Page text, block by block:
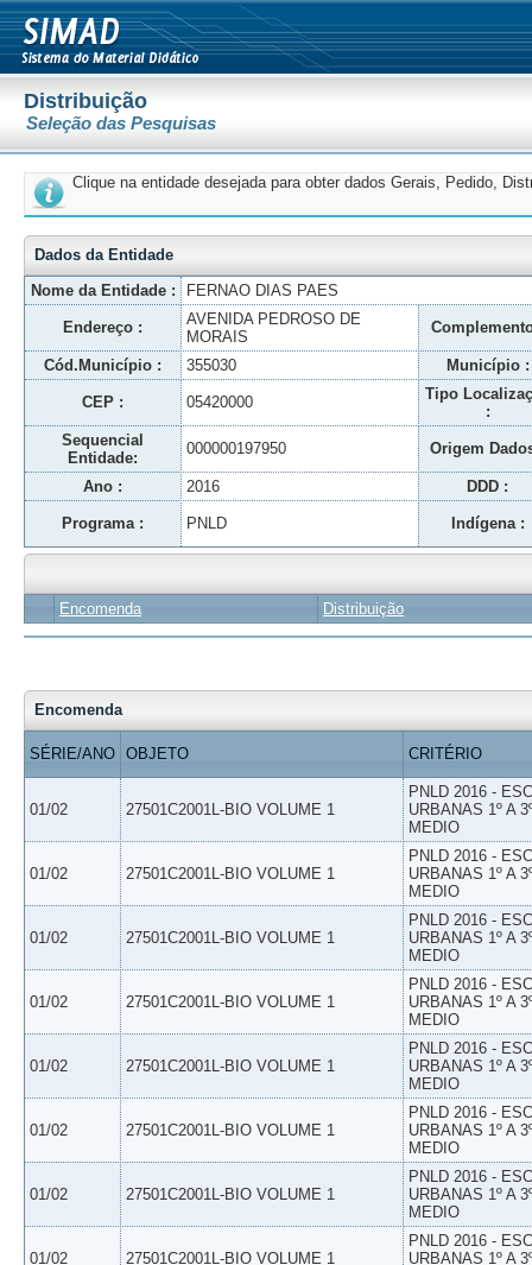
Distribuição
Seleção das Pesquisas
Clique na entidade desejada para obter dados Gerais, Pedido,
Dados da Entidade
Nome da Entidade :
FERNAO DIAS PAES
Endereço :
AVENIDA PEDROSO DE
MORAIS
Cód.Município : 355030 Município :
CEP : 05420000
Tipo
:
Sequencial
Entidade:
000000197950 Origem
Ano : 2016 DDD :
Programa : PNLD Indígena :
Encomenda Distribuição
Encomenda
SÉRIE/ANO OBJETO CRITÉRIO
01/02 27501C2001L-BIO VOLUME 1
PNLD 2016 -
URBANAS 1º A
MEDIO
01/02 27501C2001L-BIO VOLUME 1
PNLD 2016 -
URBANAS 1º A
MEDIO
01/02 27501C2001L-BIO VOLUME 1
PNLD 2016 -
URBANAS 1º A
MEDIO
01/02 27501C2001L-BIO VOLUME 1
PNLD 2016 -
URBANAS 1º A
MEDIO
01/02 27501C2001L-BIO VOLUME 1
PNLD 2016 -
URBANAS 1º A
MEDIO
01/02 27501C2001L-BIO VOLUME 1
PNLD 2016 -
URBANAS 1º A
MEDIO
01/02 27501C2001L-BIO VOLUME 1
PNLD 2016 -
URBANAS 1º A
MEDIO
01/02 27501C2001L-BIO VOLUME 1
PNLD 2016 -
URBANAS 1º A